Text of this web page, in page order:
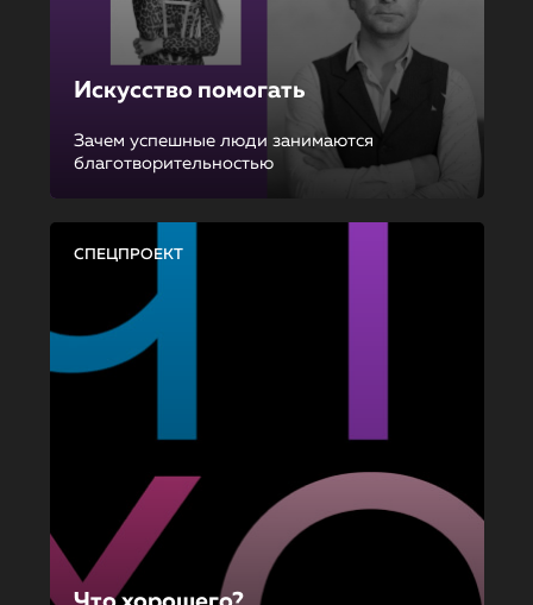
Искусство помогать
Зачем успешные люди занимаются
благотворительностью
СПЕЦПРОЕКТ